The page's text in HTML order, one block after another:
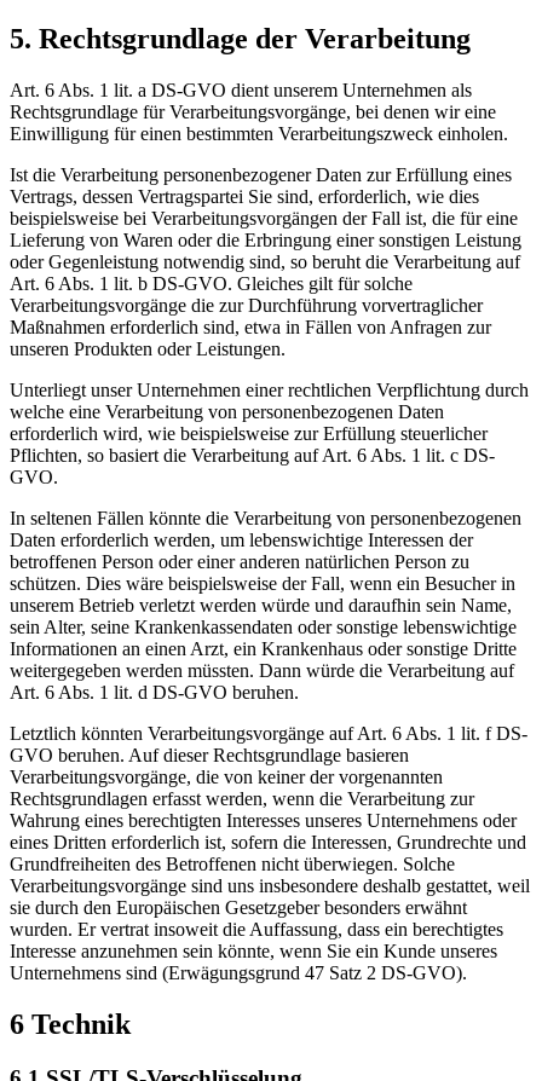
5. Rechtsgrundlage der Verarbeitung
Art. 6 Abs. 1 lit. a DS-GVO dient unserem Unternehmen als
Rechtsgrundlage für Verarbeitungsvorgänge, bei denen wir eine
Einwilligung für einen bestimmten Verarbeitungszweck einholen.
Ist die Verarbeitung personenbezogener Daten zur Erfüllung eines
Vertrags, dessen Vertragspartei Sie sind, erforderlich, wie dies
beispielsweise bei Verarbeitungsvorgängen der Fall ist, die für eine
Lieferung von Waren oder die Erbringung einer sonstigen Leistung
oder Gegenleistung notwendig sind, so beruht die Verarbeitung auf
Art. 6 Abs. 1 lit. b DS-GVO. Gleiches gilt für solche
Verarbeitungsvorgänge die zur Durchführung vorvertraglicher
Maßnahmen erforderlich sind, etwa in Fällen von Anfragen zur
unseren Produkten oder Leistungen.
Unterliegt unser Unternehmen einer rechtlichen Verpflichtung durch
welche eine Verarbeitung von personenbezogenen Daten
erforderlich wird, wie beispielsweise zur Erfüllung steuerlicher
Pflichten, so basiert die Verarbeitung auf Art. 6 Abs. 1 lit. c DS-
GVO.
In seltenen Fällen könnte die Verarbeitung von personenbezogenen
Daten erforderlich werden, um lebenswichtige Interessen der
betroffenen Person oder einer anderen natürlichen Person zu
schützen. Dies wäre beispielsweise der Fall, wenn ein Besucher in
unserem Betrieb verletzt werden würde und daraufhin sein Name,
sein Alter, seine Krankenkassendaten oder sonstige lebenswichtige
Informationen an einen Arzt, ein Krankenhaus oder sonstige Dritte
weitergegeben werden müssten. Dann würde die Verarbeitung auf
Art. 6 Abs. 1 lit. d DS-GVO beruhen.
Letztlich könnten Verarbeitungsvorgänge auf Art. 6 Abs. 1 lit. f DS-
GVO beruhen. Auf dieser Rechtsgrundlage basieren
Verarbeitungsvorgänge, die von keiner der vorgenannten
Rechtsgrundlagen erfasst werden, wenn die Verarbeitung zur
Wahrung eines berechtigten Interesses unseres Unternehmens oder
eines Dritten erforderlich ist, sofern die Interessen, Grundrechte und
Grundfreiheiten des Betroffenen nicht überwiegen. Solche
Verarbeitungsvorgänge sind uns insbesondere deshalb gestattet, weil
sie durch den Europäischen Gesetzgeber besonders erwähnt
wurden. Er vertrat insoweit die Auffassung, dass ein berechtigtes
Interesse anzunehmen sein könnte, wenn Sie ein Kunde unseres
Unternehmens sind (Erwägungsgrund 47 Satz 2 DS-GVO).
6 Technik